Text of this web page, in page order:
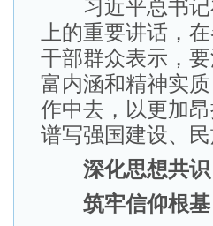
习近平总书记
上的重要讲话，
干部群众表示，
富内涵和精神实
作中去，以更加
谱写强国建设、民
深化思想共识
筑牢信仰根基